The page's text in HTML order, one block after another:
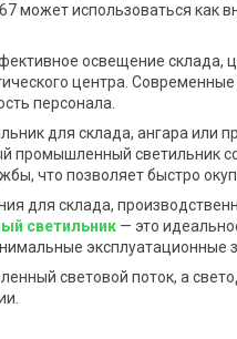
может использоваться как
освещение склада,
центра.
персонала.
для склада, ангара или
светильник
что позволяет быстро
для склада,
светильник — это
эксплуатационные
световой поток, а